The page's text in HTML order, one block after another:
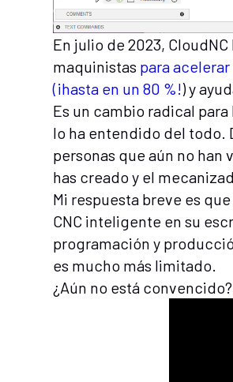
En julio de 2023, CloudNC
maquinistas para
(¡hasta en un 80 %!) y
Es un cambio radical
lo ha entendido del todo.
personas que aún no han
has creado y el
Mi respuesta breve es
CNC inteligente en su
programación y
es mucho más limitado.
¿Aún no está